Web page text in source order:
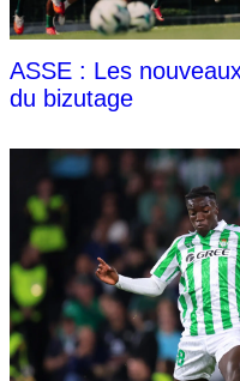
ASSE : Les
du bizutage